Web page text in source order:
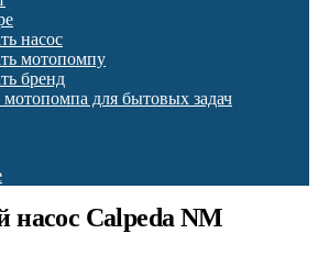
насос
мотопомпу
бренд
для бытовых задач
Calpeda NM